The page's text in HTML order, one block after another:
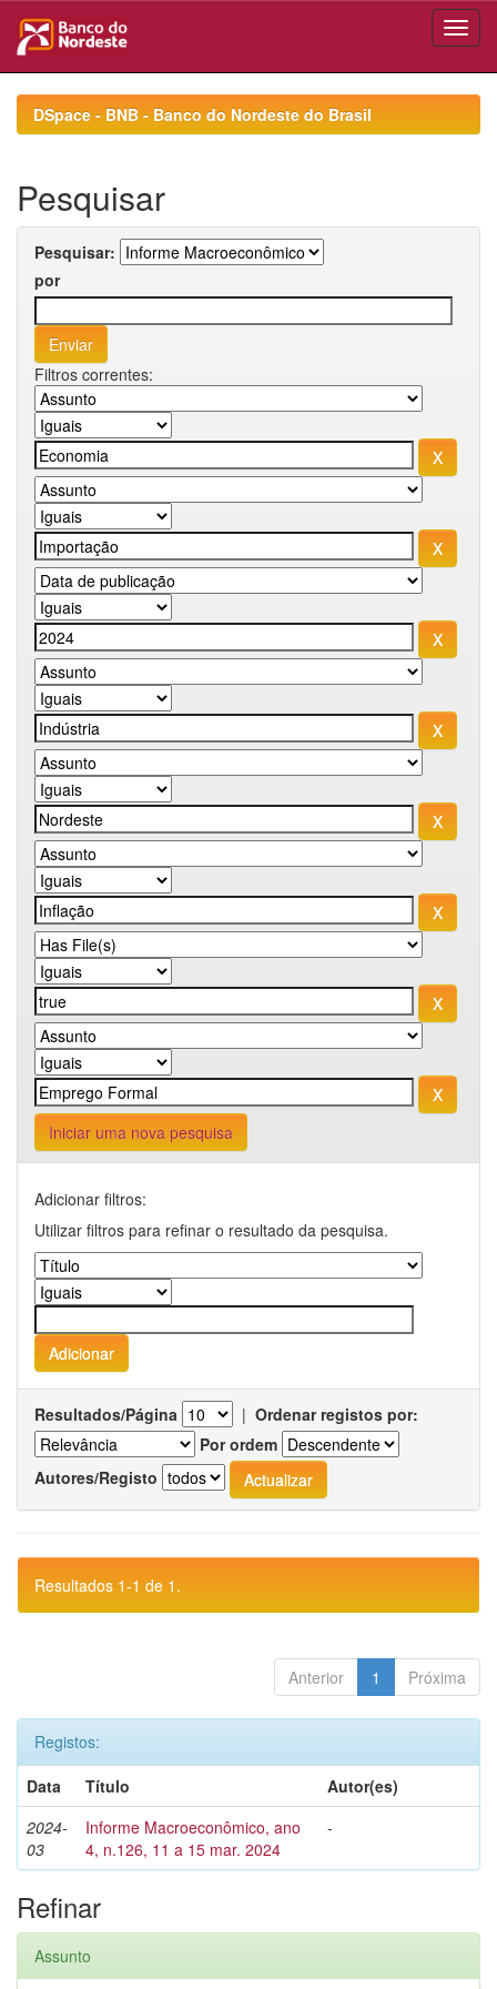
navigationDSpace - BNB - Banco do Nordeste do Brasil
Pesquisar
Pesquisar:
por
Filtros correntes:
Iniciar uma nova pesquisa
Adicionar filtros:
Utilizar filtros para refinar o resultado da pesquisa.
Resultados/Página | Ordenar registos por:
Por ordem
Autores/Registo
Resultados 1-1 de 1.
Anterior 1 Próxima
Registos:
Data
Título
Autor(es)
2024-
03
Informe Macroeconômico, ano
4, n.126, 11 a 15 mar. 2024
-
Refinar
Assunto